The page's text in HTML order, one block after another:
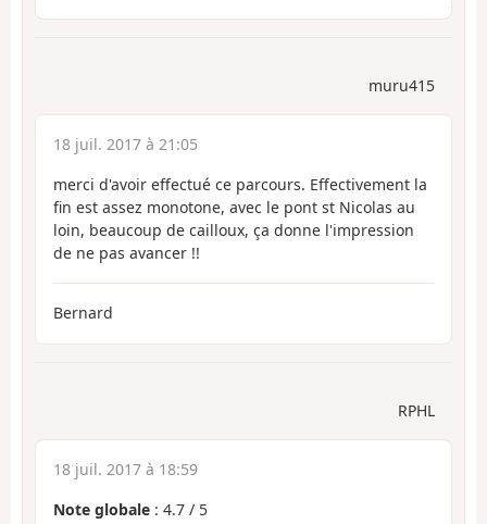
muru415
18 juil. 2017 à 21:05
merci d'avoir effectué ce parcours. Effectivement la
fin est assez monotone, avec le pont st Nicolas au
loin, beaucoup de cailloux, ça donne l'impression
de ne pas avancer !!
Bernard
RPHL
18 juil. 2017 à 18:59
Note globale : 4.7 / 5